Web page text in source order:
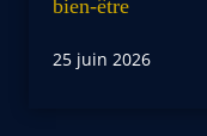
bien-être
25 juin 2026